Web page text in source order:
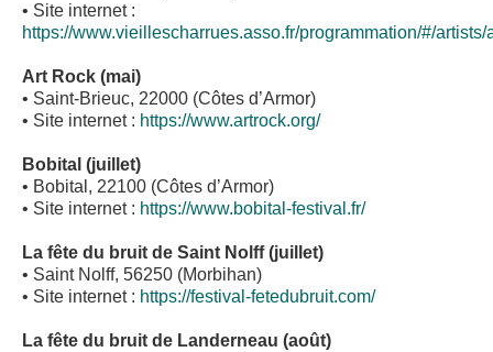
• Site internet :
https://www.vieillescharrues.asso.fr/programmation/#/
Art Rock (mai)
• Saint-Brieuc, 22000 (Côtes d’Armor)
• Site internet : https://www.artrock.org/
Bobital (juillet)
• Bobital, 22100 (Côtes d’Armor)
• Site internet : https://www.bobital-festival.fr/
La fête du bruit de Saint Nolff (juillet)
• Saint Nolff, 56250 (Morbihan)
• Site internet : https://festival-fetedubruit.com/
La fête du bruit de Landerneau (août)